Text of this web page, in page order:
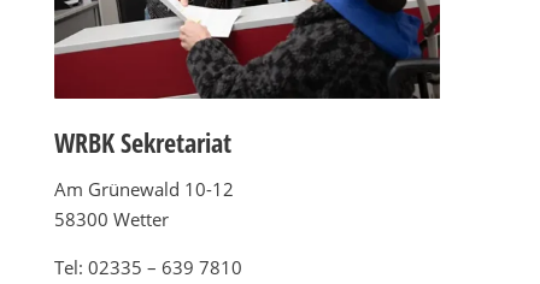
WRBK Sekretariat
Am Grünewald 10-12
58300 Wetter
Tel: 02335 – 639 7810